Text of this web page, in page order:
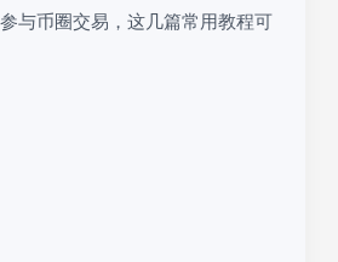
与币圈交易，这几篇常用教程可